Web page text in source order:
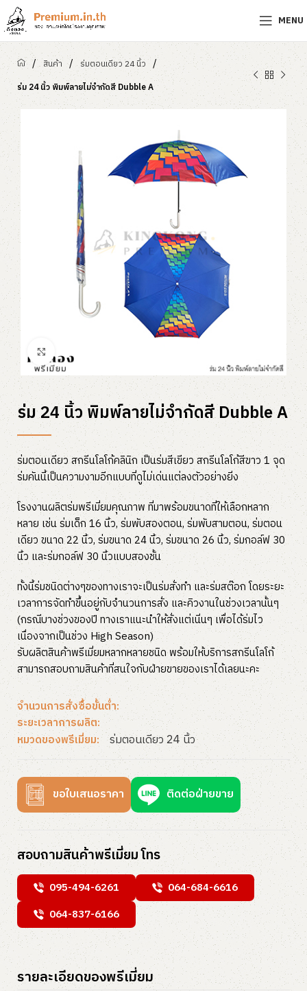
MENU
/ สินค้า / ร่มตอนเดียว 24 นิ้ว /
ร่ม 24 นิ้ว พิมพ์ลายไม่จำกัดสี Dubble A
ร่ม 24 นิ้ว พิมพ์ลายไม่จำกัดสี Dubble A
ร่มตอนเดียว สกรีนโลโก้คลินิก เป็นร่มสีเขียว สกรีนโลโก้สีขาว 1 จุด
ร่มคันนี้เป็นความงามอีกแบบที่ดูไม่เด่นแต่ลงตัวอย่างยิ่ง
โรงงานผลิตร่มพรีเมี่ยมคุณภาพ ที่มาพร้อมขนาดที่ให้เลือกหลาก
หลาย เช่น ร่มเด็ก 16 นิ้ว, ร่มพับสองตอน, ร่มพับสามตอน, ร่มตอน
เดียว ขนาด 22 นิ้ว, ร่มขนาด 24 นิ้ว, ร่มขนาด 26 นิ้ว, ร่มกอล์ฟ 30
นิ้ว และร่มกอล์ฟ 30 นิ้วแบบสองชั้น
ทั้งนี้ร่มชนิดต่างๆของทางเราจะเป็นร่มสั่งทำ และร่มสต๊อก โดยระยะ
เวลาการจัดทำขึ้นอยู่กับจำนวนการสั่ง และคิวงานในช่วงเวลานั้นๆ
(กรณีบางช่วงของปี ทางเราแนะนำให้สั่งแต่เนิ่นๆ เพื่อได้ร่มไว
เนื่องจากเป็นช่วง High Season)
รับผลิตสินค้าพรีเมี่ยมหลากหลายชนิด พร้อมให้บริการสกรีนโลโก้
สามารถสอบถามสินค้าที่สนใจกับฝ่ายขายของเราได้เลยนะคะ
จำนวนการสั่งซื้อขั้นต่ำ:
ระยะเวลาการผลิต:
หมวดของพรีเมี่ยม:
ร่มตอนเดียว 24 นิ้ว
ขอใบเสนอราคา ติดต่อฝ่ายขาย
สอบถามสินค้าพรีเมี่ยม โทร
095-494-6261
064-684-6616
064-837-6166
รายละเอียดของพรีเมี่ยม